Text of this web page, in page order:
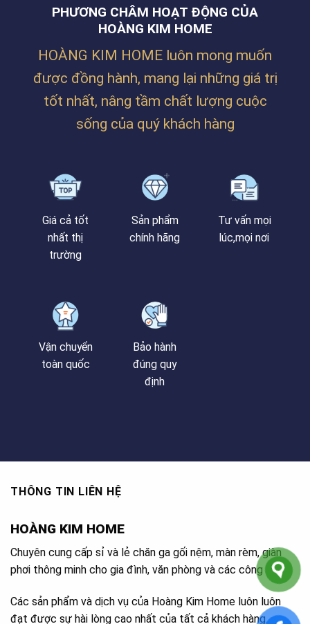
PHƯƠNG CHÂM HOẠT ĐỘNG CỦA
HOÀNG KIM HOME
HOÀNG KIM HOME luôn mong muốn
được đồng hành, mang lại những giá trị
tốt nhất, nâng tầm chất lượng cuộc
sống của quý khách hàng
Giá cả tốt
nhất thị
trường
Sản phẩm
chính hãng
Tư vấn mọi
lúc,mọi nơi
Vận chuyển
toàn quốc
Bảo hành
đúng quy
định
THÔNG TIN LIÊN HỆ
HOÀNG KIM HOME
Chuyên cung cấp sỉ và lẻ chăn ga gối nệm, màn rèm, giàn
phơi thông minh cho gia đình, văn phòng và các công trình.
Các sản phẩm và dịch vụ của Hoàng Kim Home luôn luôn
đạt được sự hài lòng cao nhất của tất cả khách hàng.